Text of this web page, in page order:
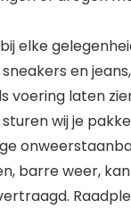
elke
en
voering laten
wij je
barre weer,